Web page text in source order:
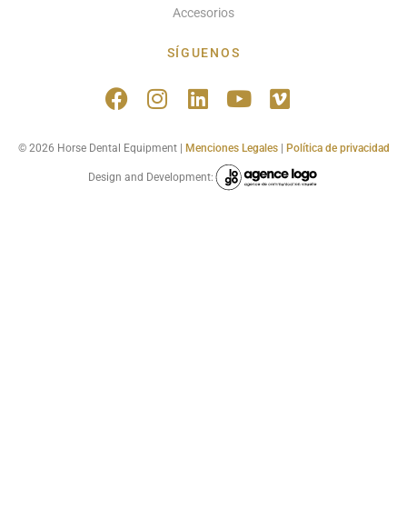
Accesorios
SÍGUENOS
© 2026 Horse Dental Equipment | Menciones Legales| Política de privacidad
Design and Development: